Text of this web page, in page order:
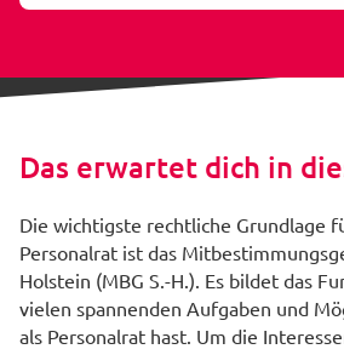
Das erwartet dich in
Die wichtigste rechtliche Grundlage
Personalrat ist das
Holstein (MBG S.-H.). Es bildet das
vielen spannenden Aufgaben und
als Personalrat hast. Um die